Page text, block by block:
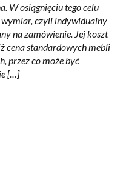
W osiągnięciu tego celu
czyli indywidualny
na zamówienie. Jej koszt
cena standardowych mebli
przez co może być
[…]